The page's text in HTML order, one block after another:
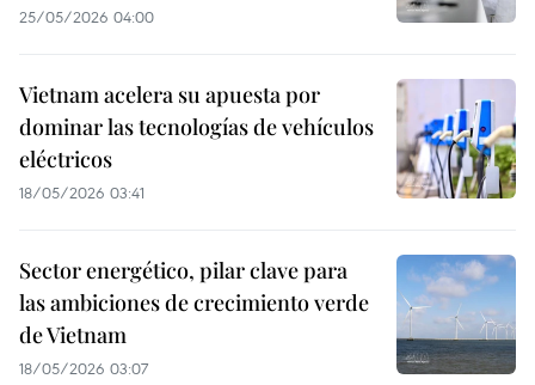
25/05/2026 04:00
Vietnam acelera su apuesta por
dominar las tecnologías de vehículos
eléctricos
18/05/2026 03:41
Sector energético, pilar clave para
las ambiciones de crecimiento verde
de Vietnam
18/05/2026 03:07